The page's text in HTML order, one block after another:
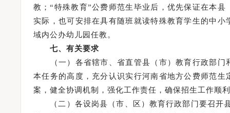
教；“特殊教育”公费师范生毕业后，优先保证在本
实际，也可安排在具有随班就读特殊教育学生的中
域内公办幼儿园任教。
七、有关要求
（一）各省辖市、省直管县（市）教育行政部门
本任务的高度，充分认识实行河南省地方公费师范
案，健全协调机制，强化工作责任，确保招生工作顺
（二）各设岗县（市、区）教育行政部门要召开